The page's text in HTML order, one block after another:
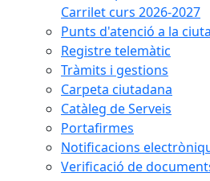
Carrilet curs 2026-2027
Punts d'atenció a la
Registre telemàtic
Tràmits i gestions
Carpeta ciutadana
Catàleg de Serveis
Portafirmes
Notificacions
Verificació de